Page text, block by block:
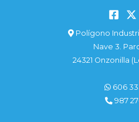
Polígono
Nave 3.
24321 Onzonilla
606
987